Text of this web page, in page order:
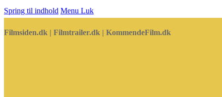
Spring til indhold Menu Luk
Filmsiden.dk | Filmtrailer.dk | KommendeFilm.dk